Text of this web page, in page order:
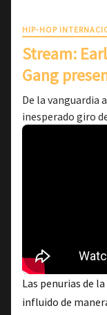
HIP-HOP
Stream:
Gang
De la vanguardia
inesperado giro
Las penurias de
influido de